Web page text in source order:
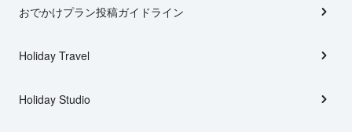
おでかけプラン投稿ガイドライン
Holiday Travel
Holiday Studio